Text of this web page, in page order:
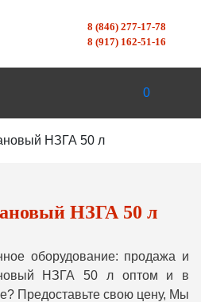
8 (846) 277-17-78
8 (917) 162-51-16
0
НЗГА 50 л
НЗГА 50 л
оборудование: продажа и
НЗГА 50 л оптом и в
Предоставьте свою цену, Мы